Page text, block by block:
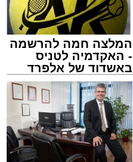
המלצה חמה להרשמה
- האקדמיה לטניס
באשדוד של אלפרד
קריאולנסקי - לילדים